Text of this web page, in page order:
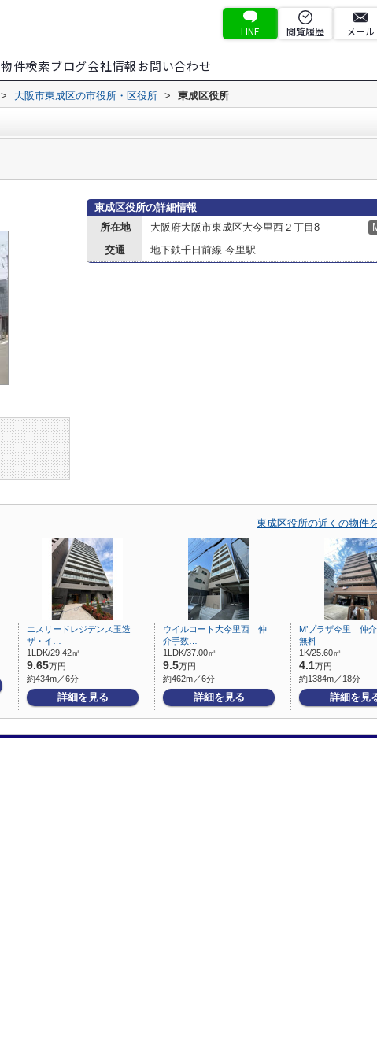
LINE 閲覧履歴 メール
物件検索ブログ会社情報お問い合わせ
> 大阪市東成区の市役所・区役所 > 東成区役所
東成区役所の詳細情報
所在地
大阪府大阪市東成区大今里西２丁目8
交通 地下鉄千日前線 今里駅
東成区役所の近くの物件
エスリードレジデンス玉造
ザ・イ…
1LDK/29.42㎡
9.65万円
約434m／6分
詳細を見る
ウイルコート大今里西 仲
介手数…
1LDK/37.00㎡
9.5万円
約462m／6分
詳細を見る
M’プラザ今里 仲
無料
1K/25.60㎡
4.1万円
約1384m／18分
詳細を見